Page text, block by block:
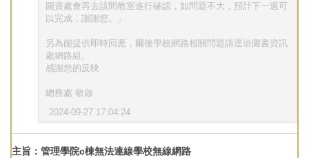
圖資處會再去該間教室進行確認，如問題不大，預計下一週可
以完成，謝謝您。」
另為能提供即時回應，爾後學校網路相關問題請逕洽圖書資訊
處網路組。
感謝您的反映
總務處 敬啟
2024-09-27 17:04:24
主旨：管理學院c棟無法連線學校無線網路